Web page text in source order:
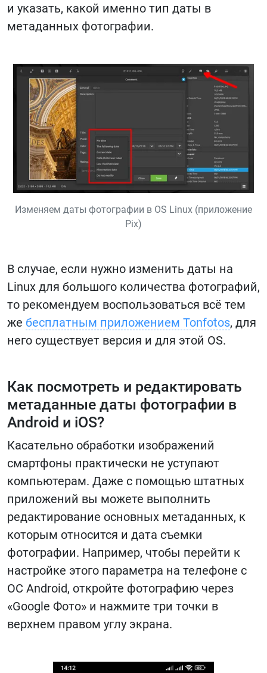
и указать, какой именно тип даты в
метаданных фотографии.
Изменяем даты фотографии в OS Linux (приложение
Pix)
В случае, если нужно изменить даты на
Linux для большого количества фотографий,
то рекомендуем воспользоваться всё тем
же бесплатным приложением Tonfotos, для
него существует версия и для этой OS.
Как посмотреть и редактировать
метаданные даты фотографии в
Android и iOS?
Касательно обработки изображений
смартфоны практически не уступают
компьютерам. Даже с помощью штатных
приложений вы можете выполнить
редактирование основных метаданных, к
которым относится и дата съемки
фотографии. Например, чтобы перейти к
настройке этого параметра на телефоне с
ОС Android, откройте фотографию через
«Google Фото» и нажмите три точки в
верхнем правом углу экрана.